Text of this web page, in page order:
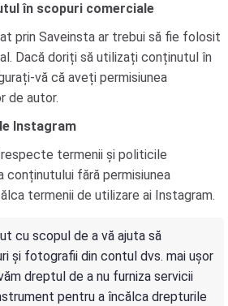
în scopuri comerciale
prin Saveinsta ar trebui să fie folosit
Dacă doriți să utilizați conținutul în
vă că aveți permisiunea
de autor.
Instagram
respecte termenii și politicile
conținutului fără permisiunea
termenii de utilizare ai Instagram.
cu scopul de a vă ajuta să
și fotografii din contul dvs. mai ușor
dreptul de a nu furniza servicii
pentru a încălca drepturile